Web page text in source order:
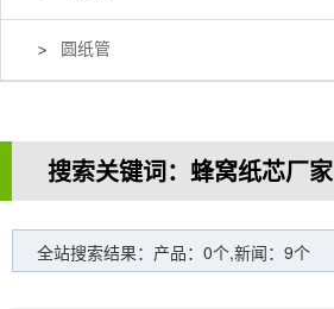
圆纸管
搜索关键词：蜂窝纸芯厂家
全站搜索结果：产品：0个,新闻：9个